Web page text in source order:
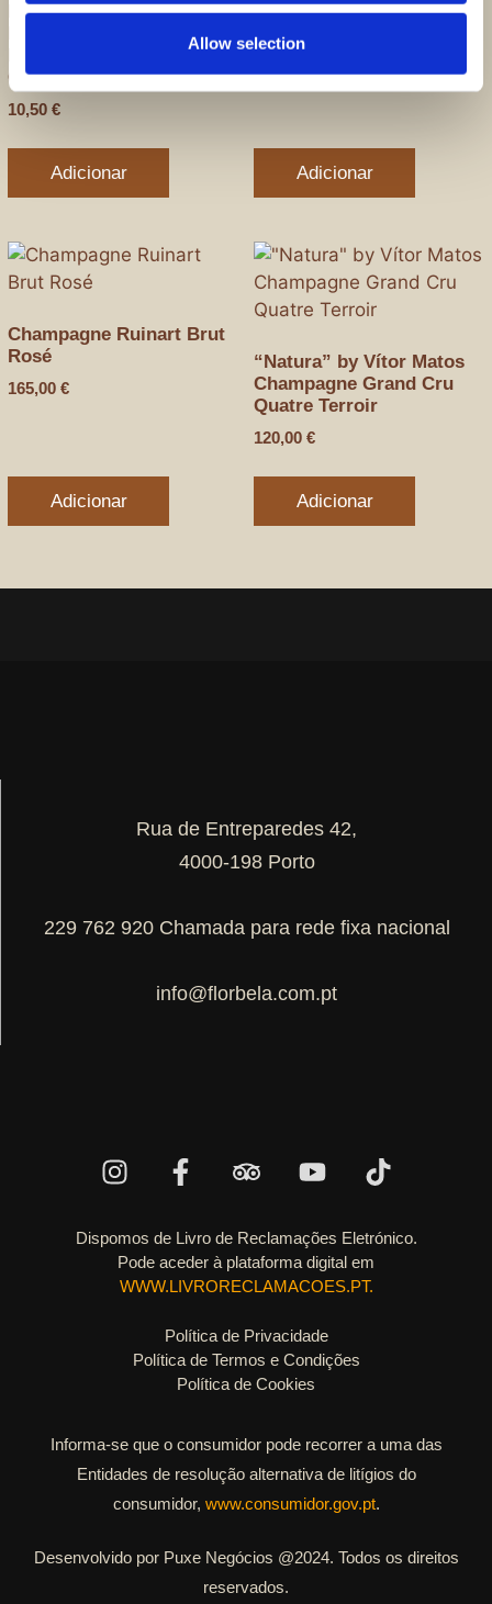
Allow selection
BOGANGUINHAS DE CHÁ
CHOCOLATE NEGRO
10,50 €
Adicionar
150,00€
Adicionar
Champagne Ruinart Brut
Rosé
165,00 €
Adicionar
“Natura” by Vítor Matos
Champagne Grand Cru
Quatre Terroir
120,00 €
Adicionar
Rua de Entreparedes 42,
4000-198 Porto
229 762 920 Chamada para rede fixa nacional
info@florbela.com.pt
Dispomos de Livro de Reclamações Eletrónico.
Pode aceder à plataforma digital em
WWW.LIVRORECLAMACOES.PT.
Política de Privacidade
Política de Termos e Condições
Política de Cookies
Informa-se que o consumidor pode recorrer a uma das
Entidades de resolução alternativa de litígios do
consumidor, www.consumidor.gov.pt.
Desenvolvido por Puxe Negócios @2024. Todos os direitos
reservados.